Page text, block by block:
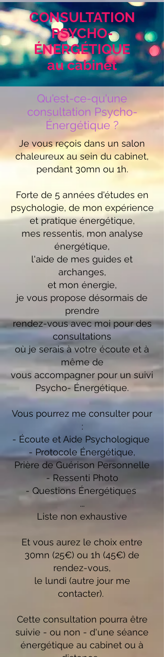
CONSULTATION
PSYCHO-
ÉNERGÉTIQUE
au cabinet
Qu'est-ce-qu'une
consultation Psycho-
Énergétique ?
Je vous reçois dans un salon
chaleureux au sein du cabinet,
pendant 30mn ou 1h.
Forte de 5 années d'études en
psychologie, de mon expérience
et pratique énergétique,
mes ressentis, mon analyse
énergétique,
l'aide de mes guides et
archanges,
et mon énergie,
je vous propose désormais de
prendre
rendez-vous avec moi pour des
consultations
où je serais à votre écoute et à
même de
vous accompagner pour un suivi
Psycho- Énergétique.
Vous pourrez me consulter pour
:
- Écoute et Aide Psychologique
- Protocole Énergétique,
Prière de Guérison Personnelle
- Ressenti Photo
- Questions Énergétiques
...
Liste non exhaustive
Et vous aurez le choix entre
30mn (25€) ou 1h (45€) de
rendez-vous,
le lundi (autre jour me
contacter).
Cette consultation pourra être
suivie - ou non - d'une séance
énergétique au cabinet ou à